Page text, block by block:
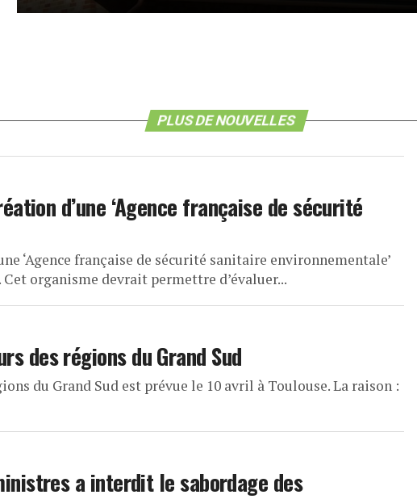
PLUS DE NOUVELLES
d’une ‘Agence française de sécurité
‘Agence française de sécurité sanitaire environnementale’
Cet organisme devrait permettre d’évaluer...
des régions du Grand Sud
du Grand Sud est prévue le 10 avril à Toulouse. La raison :
a interdit le sabordage des